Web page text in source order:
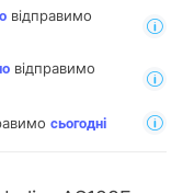
відправимо
відправимо
сьогодні